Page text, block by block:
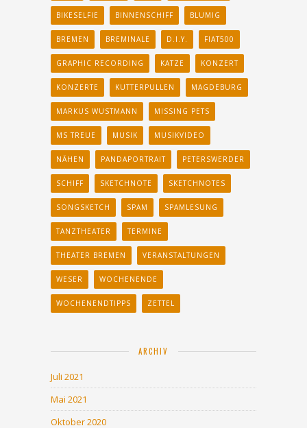
BIKESELFIE BINNENSCHIFF BLUMIG
BREMEN BREMINALE D.I.Y. FIAT500
GRAPHIC RECORDING KATZE KONZERT
KONZERTE KUTTERPULLEN MAGDEBURG
MARKUS WUSTMANN MISSING PETS
MS TREUE MUSIK MUSIKVIDEO
NÄHEN PANDAPORTRAIT PETERSWERDER
SCHIFF SKETCHNOTE SKETCHNOTES
SONGSKETCH SPAM SPAMLESUNG
TANZTHEATER TERMINE
THEATER BREMEN VERANSTALTUNGEN
WESER WOCHENENDE
WOCHENENDTIPPS ZETTEL
ARCHIV
Juli 2021
Mai 2021
Oktober 2020